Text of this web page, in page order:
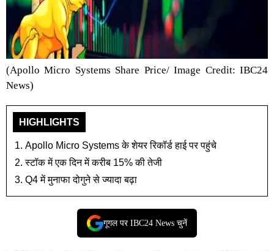
(Apollo Micro Systems Share Price/ Image Credit: IBC24
News)
HIGHLIGHTS
Apollo Micro Systems के शेयर रिकॉर्ड हाई पर पहुंचे
स्टॉक में एक दिन में करीब 15% की तेजी
Q4 में मुनाफा दोगुने से ज्यादा बढ़ा
गूगल पर IBC24 News चुनें